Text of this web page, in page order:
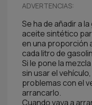
ADVERTENCIAS:
Se ha de añadir a
aceite sintético
en una proporción
cada litro de
Si le pone la
sin usar el
problemas con el
arrancarlo.
Cuando vaya a